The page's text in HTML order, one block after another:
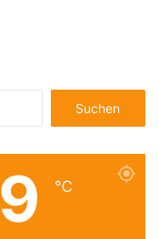
nach:
℃